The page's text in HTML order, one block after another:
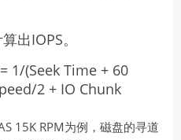
出IOPS。
1/(Seek Time + 60
2 + IO Chunk
15K RPM为例，磁盘的寻道